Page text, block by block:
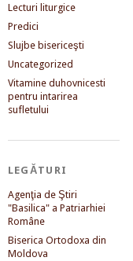
Lecturi liturgice
Predici
Slujbe bisericeşti
Uncategorized
Vitamine duhovnicesti
pentru intarirea
sufletului
LEGĂTURI
Agenţia de Ştiri
"Basilica" a Patriarhiei
Române
Biserica Ortodoxa din
Moldova